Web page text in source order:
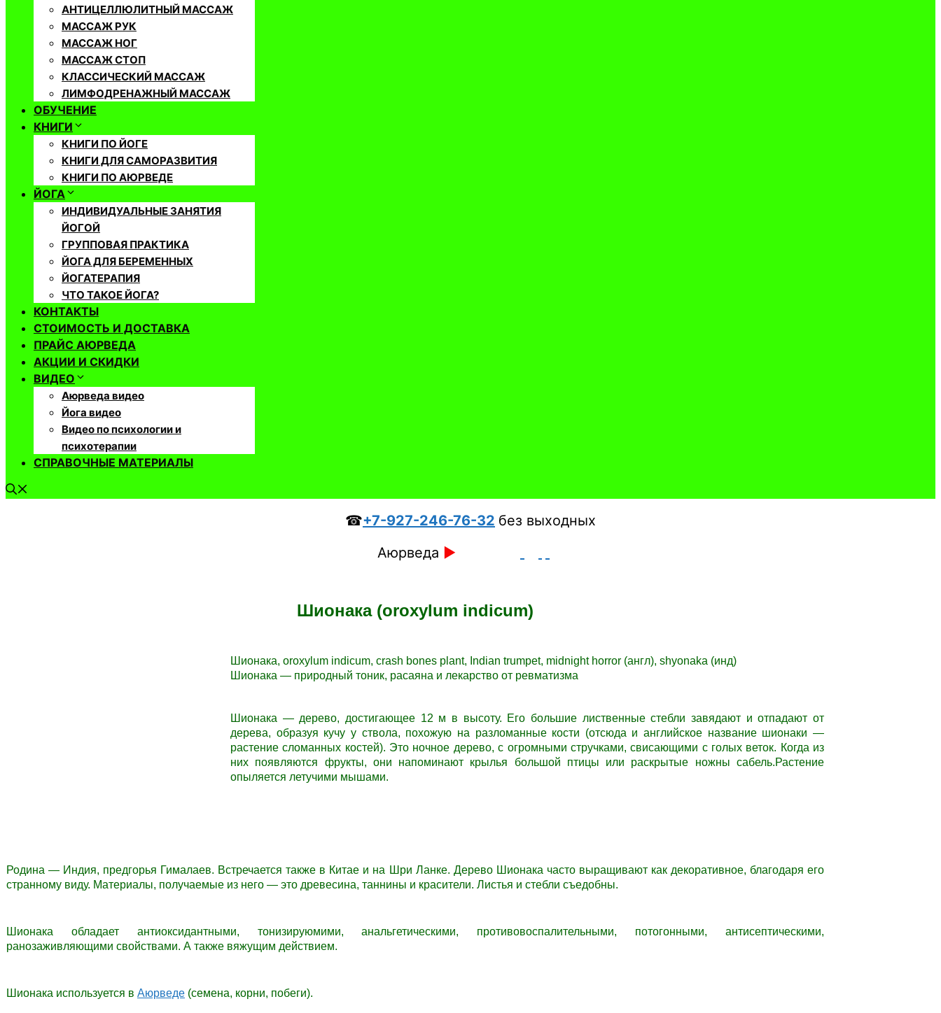
АНТИЦЕЛЛЮЛИТНЫЙ МАССАЖ
МАССАЖ РУК
МАССАЖ НОГ
МАССАЖ СТОП
КЛАССИЧЕСКИЙ МАССАЖ
ЛИМФОДРЕНАЖНЫЙ МАССАЖ
ОБУЧЕНИЕ
КНИГИ
КНИГИ ПО ЙОГЕ
КНИГИ ДЛЯ САМОРАЗВИТИЯ
КНИГИ ПО АЮРВЕДЕ
ЙОГА
ИНДИВИДУАЛЬНЫЕ ЗАНЯТИЯ
ЙОГОЙ
ГРУППОВАЯ ПРАКТИКА
ЙОГА ДЛЯ БЕРЕМЕННЫХ
ЙОГАТЕРАПИЯ
ЧТО ТАКОЕ ЙОГА?
КОНТАКТЫ
СТОИМОСТЬ И ДОСТАВКА
ПРАЙС АЮРВЕДА
АКЦИИ И СКИДКИ
ВИДЕО
Аюрведа видео
Йога видео
Видео по психологии и
психотерапии
СПРАВОЧНЫЕ МАТЕРИАЛЫ
☎+7-927-246-76-32 без выходных
Аюрведа ►
Шионака (oroxylum indicum)
Шионака, oroxylum indicum, crash bones plant, Indian trumpet, midnight horror (англ), shyonaka (инд)
Шионака — природный тоник, расаяна и лекарство от ревматизма
Шионака — дерево, достигающее 12 м в высоту. Его большие лиственные стебли завядают и отпадают от
дерева, образуя кучу у ствола, похожую на разломанные кости (отсюда и английское название шионаки —
растение сломанных костей). Это ночное дерево, с огромными стручками, свисающими с голых веток. Когда из
них появляются фрукты, они напоминают крылья большой птицы или раскрытые ножны сабель.Растение
опыляется летучими мышами.
Родина — Индия, предгорья Гималаев. Встречается также в Китае и на Шри Ланке. Дерево Шионака часто выращивают как декоративное, благодаря его
странному виду. Материалы, получаемые из него — это древесина, таннины и красители. Листья и стебли съедобны.
Шионака обладает антиоксидантными, тонизируюмими, анальгетическими, противовоспалительными, потогонными, антисептическими,
ранозаживляющими свойствами. А также вяжущим действием.
Шионака используется в Аюрведе (семена, корни, побеги).